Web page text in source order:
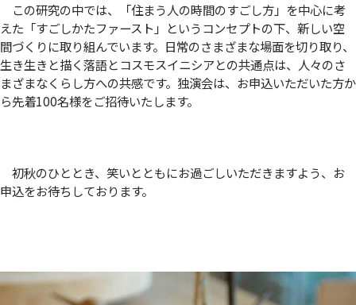
この研究の中では、「住まう人の時間のすごし方」を中心に考
えた「すごしかたファースト」というコンセプトの下、新しい空
間づくりに取り組んでいます。日常のさまざまな場面を切り取り、
生き生きと描く落語とコスモスイニシアとの共通点は、人々のさ
まざまなくらし方への共感です。独演会は、お申込いただいた方か
ら先着100名様をご招待いたします。
初秋のひととき、笑いとともにお過ごしいただきますよう、お
申込をお待ちしております。